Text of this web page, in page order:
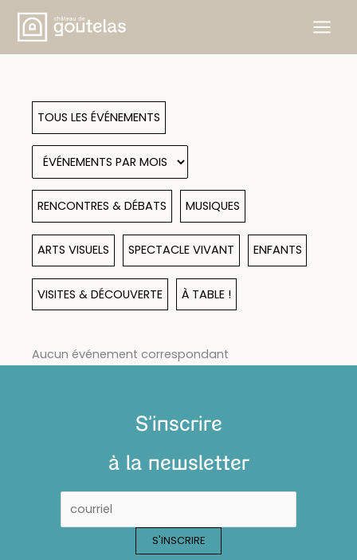
Aller
contenu
TOUS LES ÉVÉNEMENTS
RENCONTRES & DÉBATS MUSIQUES
ARTS VISUELS SPECTACLE VIVANT ENFANTS
VISITES & DÉCOUVERTE À TABLE !
Aucun événement correspondant
S'inscrire
à la newsletter